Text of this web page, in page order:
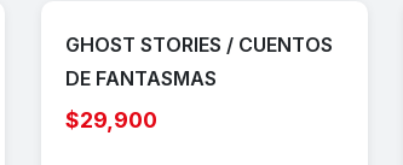
GHOST STORIES / CUENTOS
DE FANTASMAS
$29,900